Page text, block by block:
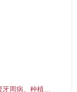
牙周病、种植…